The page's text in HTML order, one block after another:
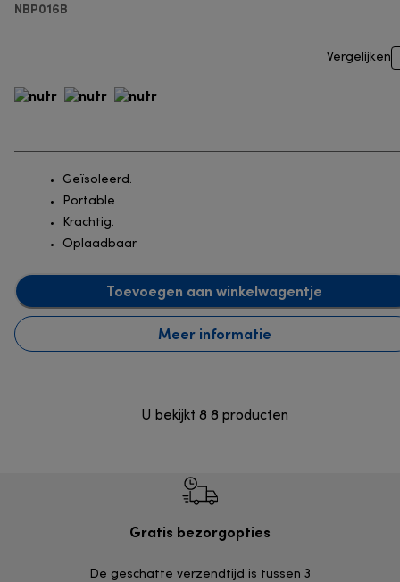
NBP016B
Vergelijken
Geïsoleerd.
Portable
Krachtig.
Oplaadbaar
Toevoegen aan winkelwagentje
Meer informatie
U bekijkt 8 8 producten
Gratis bezorgopties
De geschatte verzendtijd is tussen 3